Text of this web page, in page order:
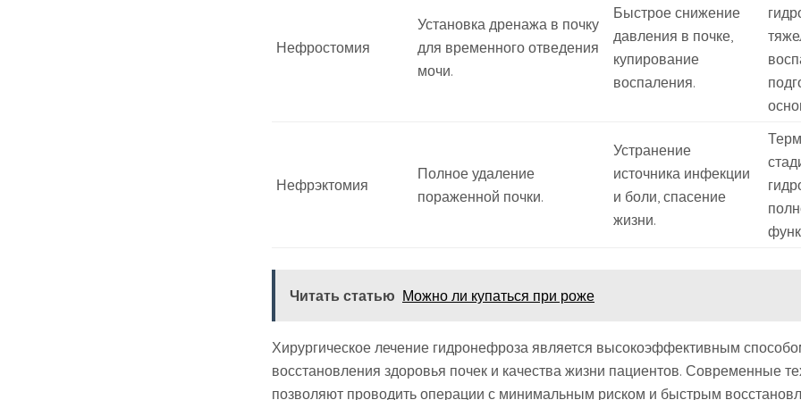
Нефростомия
Установка дренажа в почку
для временного отведения
мочи.
Быстрое снижение
давления в почке,
купирование
воспаления.
Нефрэктомия
Полное удаление
пораженной почки.
Устранение
источника инфекции
и боли, спасение
жизни.
Читать статью Можно ли купаться при роже
Хирургическое лечение гидронефроза является высокоэффективным
восстановления здоровья почек и качества жизни пациентов. Современные
позволяют проводить операции с минимальным риском и быстрым